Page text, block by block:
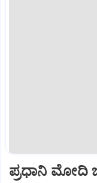
ಪ್ರಧಾನಿ ಮೋದಿ